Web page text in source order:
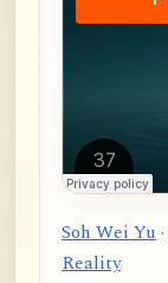
Soh Wei Yu·
Reality